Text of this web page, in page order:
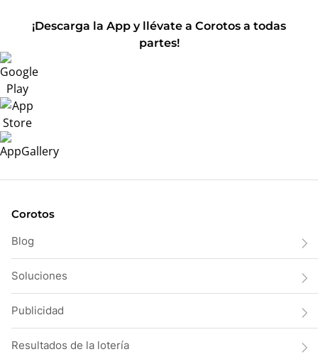
¡Descarga la App y llévate a Corotos a todas
partes!
Corotos
Blog
Soluciones
Publicidad
Resultados de la lotería